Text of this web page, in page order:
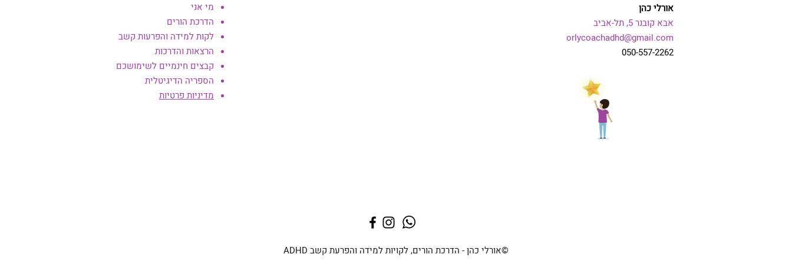
מי אני
הדרכת הורים
לקות למידה והפרעות קשב
הרצאות והדרכות
קבצים חינמיים לשימושכם
הספריה הדיגיטלית
מדיניות פרטיות
אורלי כהן
אבא קובנר 5,
תל-אביב
orlycoachadhd@gmail.com
050-557-2262
©אורלי כהן - הדרכת הורים, לקויות למידה והפרעת קשב ADHD